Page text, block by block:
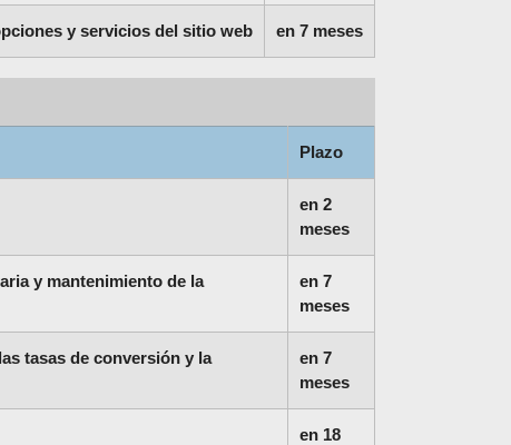
y servicios del sitio web en 7 meses
Plazo
en 2
meses
y mantenimiento de la
en 7
meses
tasas de conversión y la
en 7
meses
en 18